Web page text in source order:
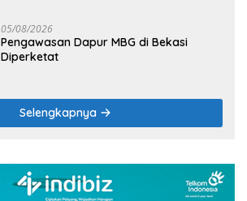
05/08/2026
Pengawasan Dapur MBG di Bekasi
Diperketat
Selengkapnya